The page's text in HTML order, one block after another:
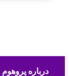
درباره پروهوم